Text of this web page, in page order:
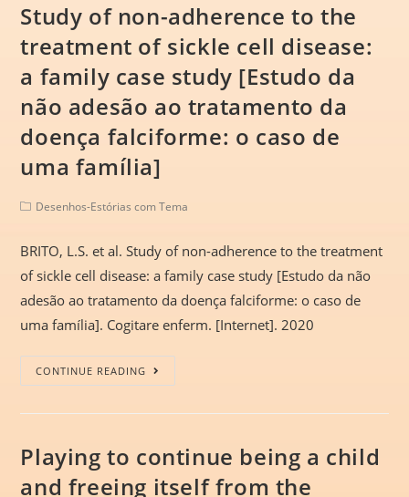
Study of non-adherence to the
treatment of sickle cell disease:
a family case study [Estudo da
não adesão ao tratamento da
doença falciforme: o caso de
uma família]
Desenhos-Estórias com Tema
BRITO, L.S. et al. Study of non-adherence to the treatment
of sickle cell disease: a family case study [Estudo da não
adesão ao tratamento da doença falciforme: o caso de
uma família]. Cogitare enferm. [Internet]. 2020
CONTINUE READING
Playing to continue being a child
and freeing itself from the